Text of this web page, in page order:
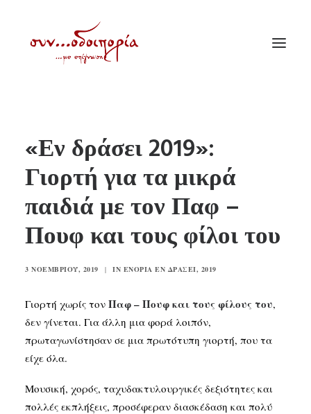
ΘΕΜΑΤΟΛΟΓΙΑ
ΑΝΑΚΟΙΝΩΣΕΙΣ
ΕΝΟΡΙΑ ΕΝ ΔΡΑΣΕΙ
ΕΥΑΓΓΕΛΙΣΤΡΙΑ ΠΕΙΡΑΙΏΣ
ΠΑΛΑΙΑ ΣΥΝΟΔΟΙΠΟΡΙΑ
SEARCH
«Εν δράσει 2019»:
Γιορτή για τα μικρά
παιδιά με τον Παφ –
Πουφ και τους φίλοι του
3 ΝΟΕΜΒΡΊΟΥ, 2019 | IN ΕΝΟΡΊΑ ΕΝ ΔΡΆΣΕΙ, 2019
Γιορτή χωρίς τον Παφ – Πουφ και τους φίλους του,
δεν γίνεται. Για άλλη μια φορά λοιπόν,
πρωταγωνίστησαν σε μια πρωτότυπη γιορτή, που τα
είχε όλα.
Μουσική, χορός, ταχυδακτυλουργικές δεξιότητες και
πολλές εκπλήξεις, προσέφεραν διασκέδαση και πολύ